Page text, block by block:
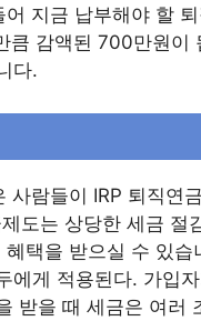
지금 납부해야 할
큼 감액된 700만원이
다.
사람들이 IRP 퇴직연
도는 상당한 세금 절
택을 받으실 수 있습
에게 적용된다. 가입
받을 때 세금은 여러